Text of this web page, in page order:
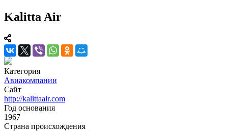
Kalitta Air
Категория
Авиакомпании
Сайт
http://kalittaair.com
Год основания
1967
Страна происхождения